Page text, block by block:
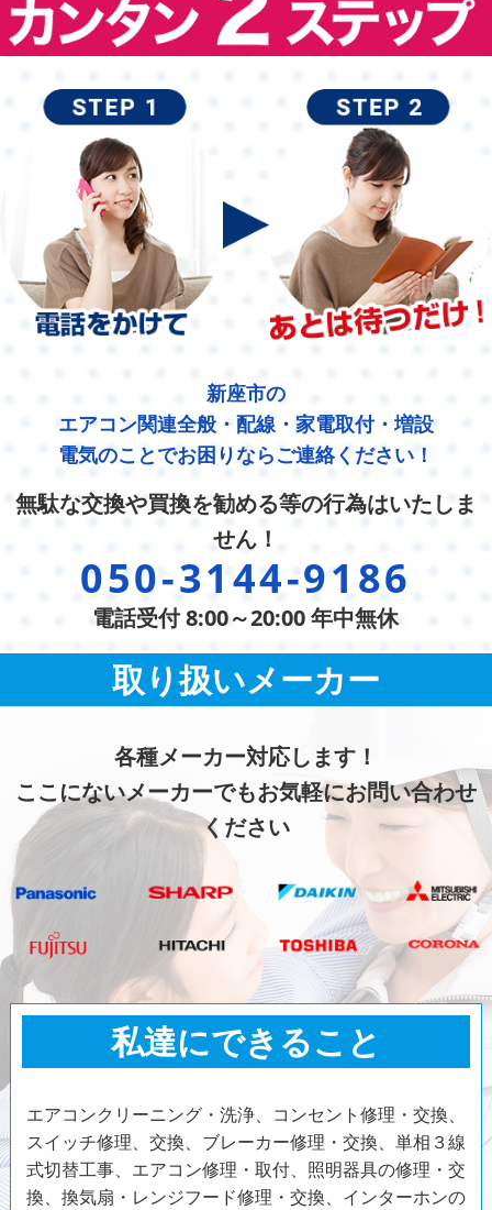
新座市の
エアコン関連全般・配線・家電取付・増設
電気のことでお困りならご連絡ください！
無駄な交換や買換を勧める等の行為はいたしま
せん！
050-3144-9186
電話受付 8:00～20:00 年中無休
取り扱いメーカー
各種メーカー対応します！
ここにないメーカーでもお気軽にお問い合わせ
ください
私達にできること
エアコンクリーニング・洗浄、コンセント修理・交換、
スイッチ修理、交換、ブレーカー修理・交換、単相３線
式切替工事、エアコン修理・取付、照明器具の修理・交
換、換気扇・レンジフード修理・交換、インターホンの